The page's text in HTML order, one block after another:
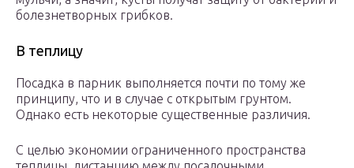
болезнетворных грибков.
В теплицу
Посадка в парник выполняется почти по тому же
принципу, что и в случае с открытым грунтом.
Однако есть некоторые существенные различия.
С целью экономии ограниченного пространства